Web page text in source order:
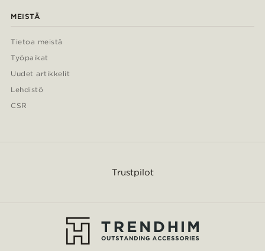
MEISTÄ
Tietoa meistä
Työpaikat
Uudet artikkelit
Lehdistö
CSR
Trustpilot